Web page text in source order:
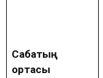
Сабақтың
ортасы